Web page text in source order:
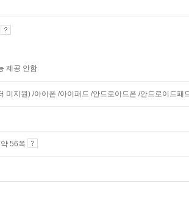
제공 안함
미지원) /아이폰 /아이패드 /안드로이드폰 /안드로이드
56쪽